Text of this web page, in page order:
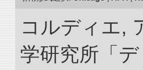
コルディエ,
学研究所「